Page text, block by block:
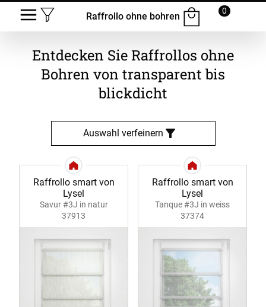
Raffrollo ohne bohren
0
Entdecken Sie Raffrollos ohne
Bohren von transparent bis
blickdicht
Auswahl verfeinern
Raffrollo smart von
Lysel
Savur #3J in natur
37913
Raffrollo smart von
Lysel
Tanque #3J in weiss
37374